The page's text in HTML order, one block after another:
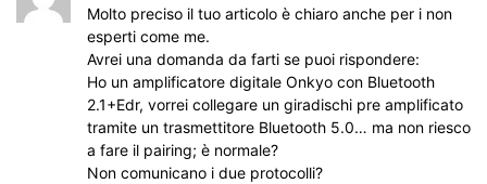
Molto preciso il tuo articolo è chiaro anche per i non
esperti come me.
Avrei una domanda da farti se puoi rispondere:
Ho un amplificatore digitale Onkyo con Bluetooth
2.1+Edr, vorrei collegare un giradischi pre amplificato
tramite un trasmettitore Bluetooth 5.0… ma non riesco
a fare il pairing; è normale?
Non comunicano i due protocolli?